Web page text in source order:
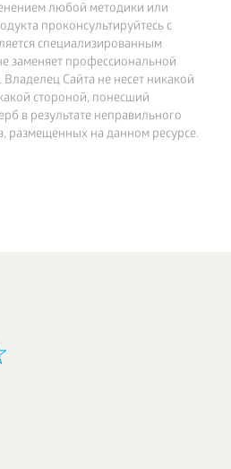
любой методики или
проконсультируйтесь с
специализированным
заменяет профессиональной
Владелец Сайта не несет никакой
стороной, понесший
в результате неправильного
размещенных на данном ресурсе.